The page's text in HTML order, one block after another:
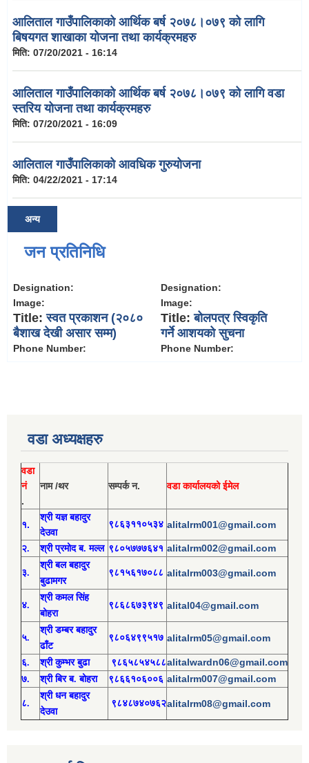
आलिताल गाउँपालिकाको आर्थिक बर्ष २०७८।०७९ को लागि
बिषयगत शाखाका योजना तथा कार्यक्रमहरु
मिति: 07/20/2021 - 16:14
आलिताल गाउँपालिकाको आर्थिक बर्ष २०७८।०७९ को लागि वडा
स्तरिय योजना तथा कार्यक्रमहरु
मिति: 07/20/2021 - 16:09
आलिताल गाउँपालिकाको आवधिक गुरुयोजना
मिति: 04/22/2021 - 17:14
अन्य
जन प्रतिनिधि
Designation:
Image:
Title:स्वत प्रकाशन (२०८०
बैशाख देखी असार सम्म)
Phone Number:
Designation:
Image:
Title:बोलपत्र स्विकृति
गर्ने आशयको सुचना
Phone Number:
वडा अध्यक्षहरु
वडा
नं
.
नाम /थर सम्पर्क न. वडा कार्यालयको ईमेल
१.
श्री यज्ञ बहादुर
देउवा
९८६३११०५३४ alitalrm001@gmail.com
२. श्रीप्रमोदब. मल्ल ९८०५७७७६४१ alitalrm002@gmail.com
३.
श्रीबल बहादुर
बुढामगर
९८१५६१७०८८ alitalrm003@gmail.com
४.
श्री कमल सिंह
बोहरा
९८६८६७३९४९ alital04@gmail.com
५.
श्री डम्बर बहादुर
ढाँट
९८०६४९९५१७ alitalrm05@gmail.com
६. श्री कुम्भर बुढा ९८६५८५४५८८alitalwardn06@gmail.com
७. श्री बिर ब. बोहरा ९८६६१०६००६ alitalrm007@gmail.com
८.
श्री धन बहादुर
देउवा
९८४८७४०७६२alitalrm08@gmail.com